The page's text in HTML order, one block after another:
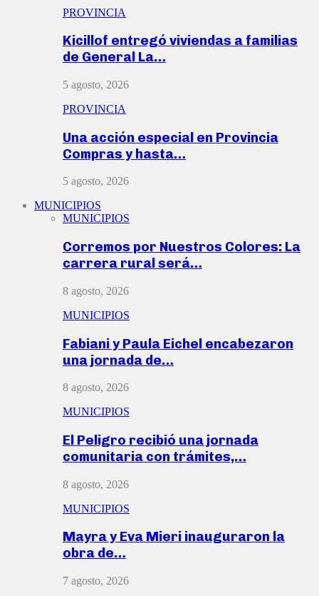
PROVINCIA
Kicillof entregó viviendas a familias
de General La…
5 agosto, 2026
PROVINCIA
Una acción especial en Provincia
Compras y hasta…
5 agosto, 2026
MUNICIPIOS
MUNICIPIOS
Corremos por Nuestros Colores: La
carrera rural será…
8 agosto, 2026
MUNICIPIOS
Fabiani y Paula Eichel encabezaron
una jornada de…
8 agosto, 2026
MUNICIPIOS
El Peligro recibió una jornada
comunitaria con trámites,…
8 agosto, 2026
MUNICIPIOS
Mayra y Eva Mieri inauguraron la
obra de…
7 agosto, 2026